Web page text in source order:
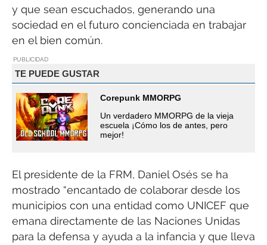
y que sean escuchados, generando una
sociedad en el futuro concienciada en trabajar
en el bien común.
PUBLICIDAD
TE PUEDE GUSTAR
Corepunk MMORPG
Un verdadero MMORPG de la vieja
escuela ¡Cómo los de antes, pero
mejor!
El presidente de la FRM, Daniel Osés se ha
mostrado “encantado de colaborar desde los
municipios con una entidad como UNICEF que
emana directamente de las Naciones Unidas
para la defensa y ayuda a la infancia y que lleva